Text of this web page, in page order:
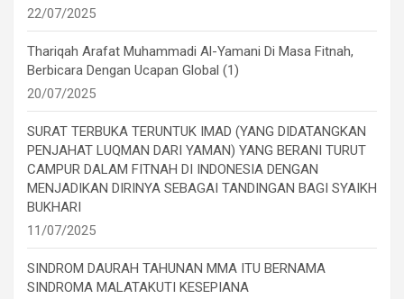
22/07/2025
Thariqah Arafat Muhammadi Al-Yamani Di Masa Fitnah,
Berbicara Dengan Ucapan Global (1)
20/07/2025
SURAT TERBUKA TERUNTUK IMAD (YANG DIDATANGKAN
PENJAHAT LUQMAN DARI YAMAN) YANG BERANI TURUT
CAMPUR DALAM FITNAH DI INDONESIA DENGAN
MENJADIKAN DIRINYA SEBAGAI TANDINGAN BAGI SYAIKH
BUKHARI
11/07/2025
SINDROM DAURAH TAHUNAN MMA ITU BERNAMA
SINDROMA MALATAKUTI KESEPIANA